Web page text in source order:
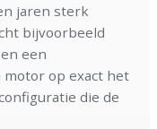
jaren sterk
bijvoorbeeld
een
op exact het
die de